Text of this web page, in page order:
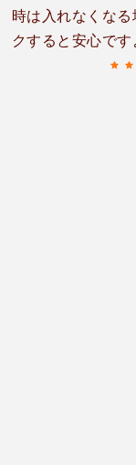
時は入れなくな
クすると安心です